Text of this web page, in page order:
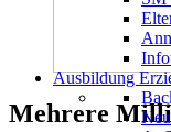
Ausbildung
Mehrere